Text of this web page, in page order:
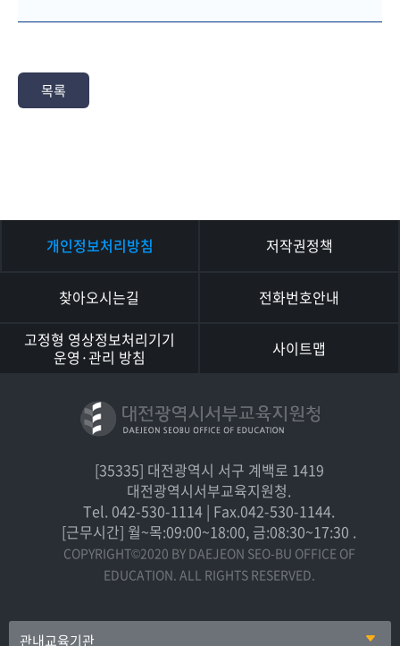
목록
개인정보처리방침 저작권정책
찾아오시는길
전화번호안내
고정형 영상정보처리기기
운영·관리 방침
사이트맵
[35335] 대전광역시 서구 계백로 1419
대전광역시서부교육지원청.
Tel. 042-530-1114 | Fax.042-530-1144.
[근무시간] 월~목:09:00~18:00, 금:08:30~17:30 .
COPYRIGHT©2020 BY DAEJEON SEO-BU OFFICE OF
EDUCATION. ALL RIGHTS RESERVED.
관내교육기관